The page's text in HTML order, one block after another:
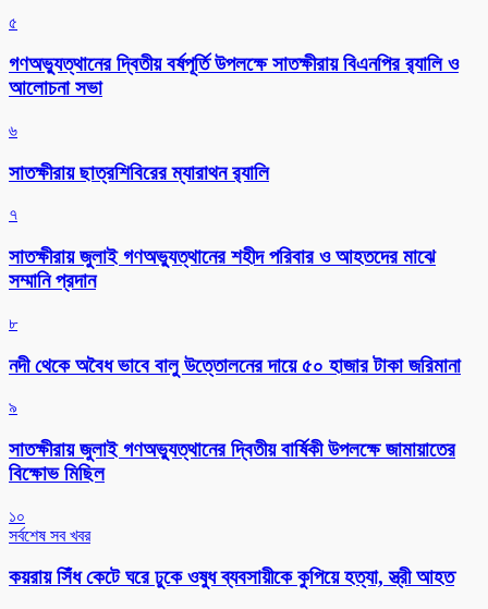
৫
গণঅভ্যুত্থানের দ্বিতীয় বর্ষপূর্তি উপলক্ষে সাতক্ষীরায় বিএনপির র‌্যালি ও
আলোচনা সভা
৬
সাতক্ষীরায় ছাত্রশিবিরের ম্যারাথন র‌্যালি
৭
সাতক্ষীরায় জুলাই গণঅভ্যুত্থানের শহীদ পরিবার ও আহতদের মাঝে
সম্মানি প্রদান
৮
নদী থেকে অবৈধ ভাবে বালু উত্তোলনের দায়ে ৫০ হাজার টাকা জরিমানা
৯
সাতক্ষীরায় জুলাই গণঅভ্যুত্থানের দ্বিতীয় বার্ষিকী উপলক্ষে জামায়াতের
বিক্ষোভ মিছিল
১০
সর্বশেষ সব খবর
কয়রায় সিঁধ কেটে ঘরে ঢুকে ওষুধ ব্যবসায়ীকে কুপিয়ে হত্যা, স্ত্রী আহত